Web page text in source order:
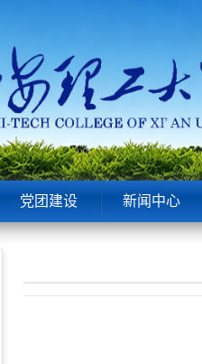
党团建设 新闻中心